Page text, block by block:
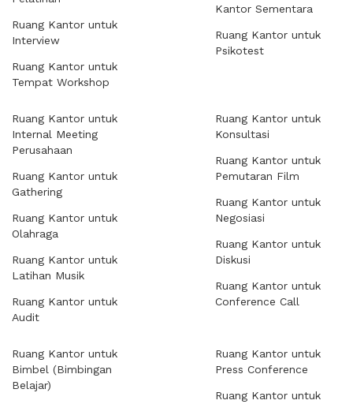
Ruang Kantor untuk
Interview
Ruang Kantor untuk
Tempat Workshop
Kantor Sementara
Ruang Kantor untuk
Psikotest
Ruang Kantor untuk
Internal Meeting
Perusahaan
Ruang Kantor untuk
Gathering
Ruang Kantor untuk
Olahraga
Ruang Kantor untuk
Latihan Musik
Ruang Kantor untuk
Audit
Ruang Kantor untuk
Konsultasi
Ruang Kantor untuk
Pemutaran Film
Ruang Kantor untuk
Negosiasi
Ruang Kantor untuk
Diskusi
Ruang Kantor untuk
Conference Call
Ruang Kantor untuk
Bimbel (Bimbingan
Belajar)
Ruang Kantor untuk
Press Conference
Ruang Kantor untuk